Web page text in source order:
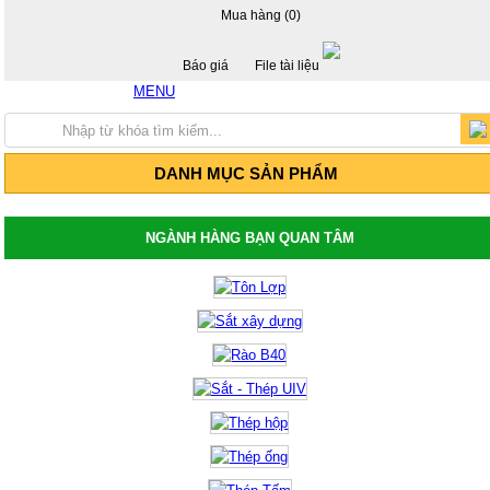
Mua hàng (0)
Báo giá File tài liệu
MENU
Trang chủ
Giới thiệu
Sản Phẩm
Thép hộp mạ kẽm - Thép hộp đen
Thép hộp mã kẽm
Thép hộp đen
Thép hộp mã kẽm Hòa Phát
Thép hộp đen Hòa Phát
Thép hộp mã kẽm Hoa Sen
Giá tôn lợp, tôn Hoa Sen, tôn Đông Á, tôn
Tôn mạ màu Trung Quốc
Tôn mạ màu Phương Nam
Tôn mạ màu Đông Á
Tôn chống nóng - Tôn cách nhiệt
Tôn lợp PU chống nóng cách nhiệt
DANH MỤC SẢN PHẨM
NGÀNH HÀNG BẠN QUAN TÂM